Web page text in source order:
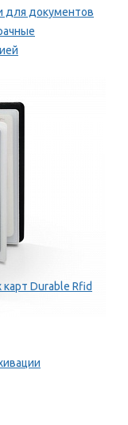
для документов
Durable Rfid